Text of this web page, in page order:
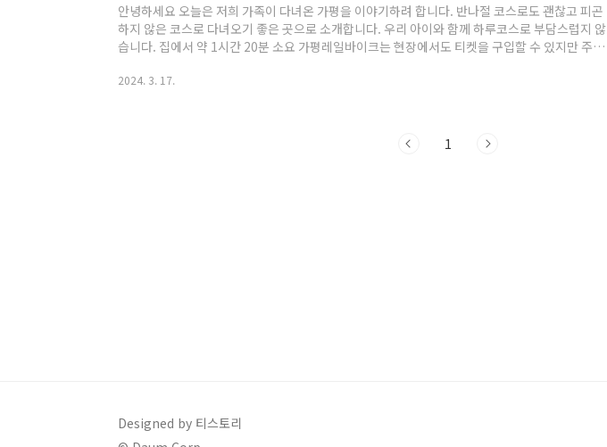
안녕하세요 오늘은 저희 가족이 다녀온 가평을 이야기하려 합니다. 반나절 코스로도 괜찮고 피곤
하지 않은 코스로 다녀오기 좋은 곳으로 소개합니다. 우리 아이와 함께 하루코스로 부담스럽지 않
습니다. 집에서 약 1시간 20분 소요 가평레일바이크는 현장에서도 티켓을 구입할 수 있지만 주말
평 동네분들이 간다는 숨은 맛집을 찾아갔습니다. 아들램이 가 너무 맛있다면 극찬한 곳 곰탕, 소머
가 야들야들합니다. 태양식당에서 주문한 육개장 칼칼하니 ..
2024. 3. 17.
1
Designed by 티스토리